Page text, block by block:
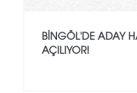
BINGÖL'DE ADAY
AÇILIYOR!